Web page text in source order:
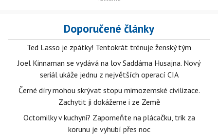
Doporučené články
Ted Lasso je zpátky! Tentokrát trénuje ženský tým
Joel Kinnaman se vydává na lov Saddáma Husajna. Nový
seriál ukáže jednu z největších operací CIA
Černé díry mohou skrývat stopu mimozemské civilizace.
Zachytit ji dokážeme i ze Země
Octomilky v kuchyni? Zapomeňte na plácačku, trik za
korunu je vyhubí přes noc